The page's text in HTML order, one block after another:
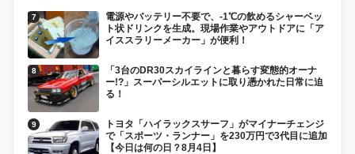
電源やバッテリー不要で、-1℃の飲めるシャーベッ
ト状ドリンクを生成。現場作業やアウトドアに「ア
イススラリーメーカー」が便利！
「3台のDR30スカイラインと暮らす変態的オーナ
ー!?」スーパーシルエットに取り憑かれた日常に迫
る！
トヨタ「ハイラックスサーフ」がマイナーチェンジ
で「スポーツ・ランナー」を230万円で3代目に追加
【今日は何の日？8月4日】